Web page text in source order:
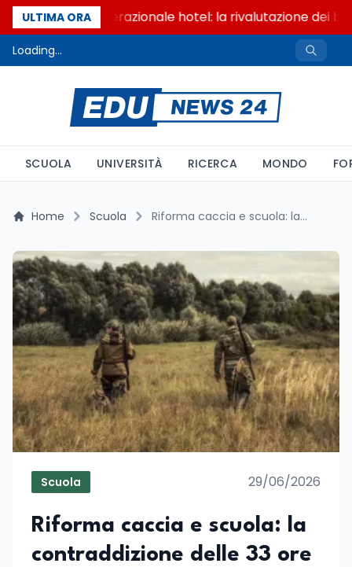
ULTIMA ORA
Passaggio generazionale hotel: la rivalutazione dei
Loading...
SCUOLA UNIVERSITÀ RICERCA MONDO
Home Scuola Riforma caccia e scuola: la contraddizione delle 33 ore di civica
Scuola 29/06/2026
Riforma caccia e scuola: la
contraddizione delle 33 ore